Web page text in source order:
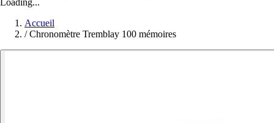
Accueil
/ Chronomètre Tremblay 100 mémoires